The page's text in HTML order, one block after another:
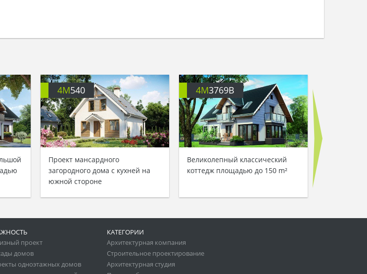
4M540
Проект мансардного
загородного дома с кухней на
южной стороне
4M3769B
Великолепный классический
коттедж площадью до 150 m²
проект
домов
одноэтажных домов
КАТЕГОРИИ
Архитектурная компания
Строительное проектирование
Архитектурная студия